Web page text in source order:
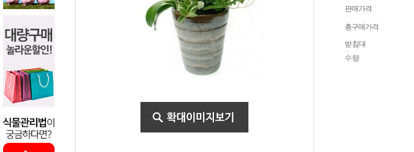
판매가격
총구매가격
받침대
수량